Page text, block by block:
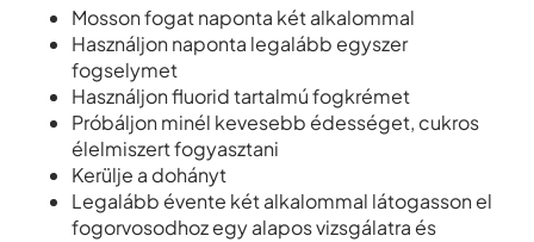
Mosson fogat naponta két alkalommal
Használjon naponta legalább egyszer
fogselymet
Használjon fluorid tartalmú fogkrémet
Próbáljon minél kevesebb édességet, cukros
élelmiszert fogyasztani
Kerülje a dohányt
Legalább évente két alkalommal látogasson el
fogorvosodhoz egy alapos vizsgálatra és